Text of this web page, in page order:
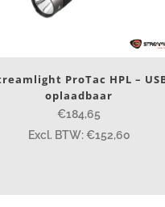
(cm)
cm 7.54
(g)
ProTac HPL –
oplaadbaar
€184,65
Excl. BTW: €152,60